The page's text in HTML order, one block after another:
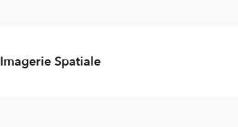
Imagerie Spatiale